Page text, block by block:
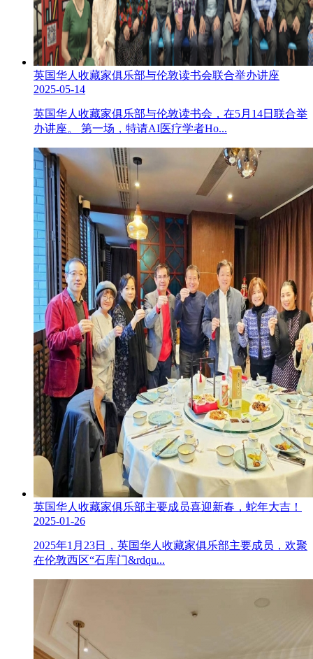
英国华人收藏家俱乐部与伦敦读书会联合举办讲座
2025-05-14
英国华人收藏家俱乐部与伦敦读书会，在5月14日联合举
办讲座。 第一场，特请AI医疗学者Ho...
英国华人收藏家俱乐部主要成员喜迎新春，蛇年大吉！
2025-01-26
2025年1月23日，英国华人收藏家俱乐部主要成员，欢聚
在伦敦西区“石库门&rdqu...